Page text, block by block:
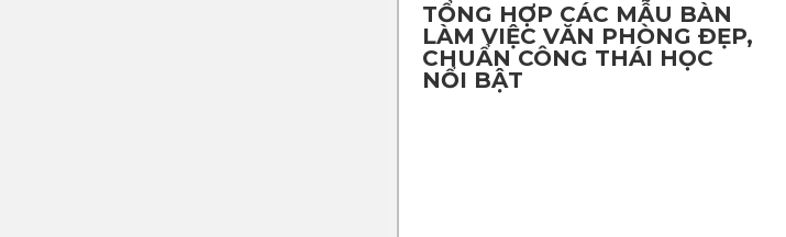
TỔNG HỢP CÁC MẪU BÀN
LÀM VIỆC VĂN PHÒNG ĐẸP,
CHUẨN CÔNG THÁI HỌC
NỔI BẬT